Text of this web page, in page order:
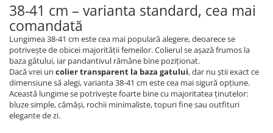
38-41 cm – varianta standard, cea mai
comandată
Lungimea 38-41 cm este cea mai populară alegere, deoarece se
potrivește de obicei majorității femeilor. Colierul se așază frumos la
baza gâtului, iar pandantivul rămâne bine poziționat.
Dacă vrei un colier transparent la baza gatului, dar nu știi exact ce
dimensiune să alegi, varianta 38-41 cm este cea mai sigură opțiune.
Această lungime se potrivește foarte bine cu majoritatea ținutelor:
bluze simple, cămăși, rochii minimaliste, topuri fine sau outfituri
elegante de zi.